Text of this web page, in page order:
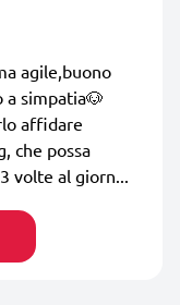
agile,buono
a simpatia🐶
affidare
che possa
volte al giorn...